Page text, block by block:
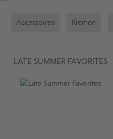
Accessoires Riemen
LATE SUMMER FAVORITES